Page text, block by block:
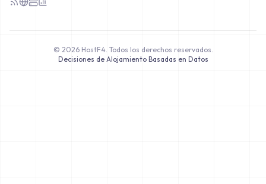
© 2026HostF4. Todos los derechos reservados.
Decisiones de Alojamiento Basadas en Datos